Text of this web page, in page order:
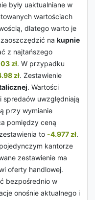
były uaktualniane w
wartościach
dlatego warto je
na kupnie
z najtańszego
zł. W przypadku
zł. Zestawienie
. Wartości
spredaów uwzględniają
przy wymianie
pomiędzy ceną
to -4.977 zł.
kantorze
zestawienie ma
oferty handlowej.
bezpośrednio w
onośnie aktualnego i